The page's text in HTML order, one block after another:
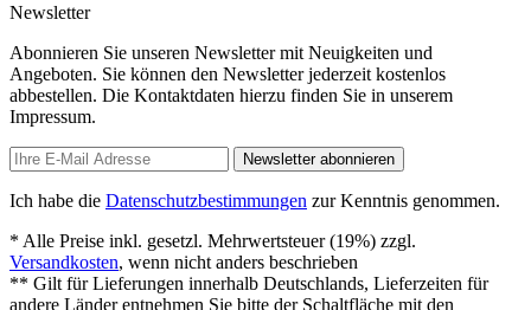
Newsletter
Abonnieren Sie unseren Newsletter mit Neuigkeiten und
Angeboten. Sie können den Newsletter jederzeit kostenlos
abbestellen. Die Kontaktdaten hierzu finden Sie in unserem
Impressum.
Newsletter abonnieren
Ich habe die Datenschutzbestimmungen zur Kenntnis genommen.
* Alle Preise inkl. gesetzl. Mehrwertsteuer (19%) zzgl.
Versandkosten, wenn nicht anders beschrieben
** Gilt für Lieferungen innerhalb Deutschlands, Lieferzeiten für
andere Länder entnehmen Sie bitte der Schaltfläche mit den